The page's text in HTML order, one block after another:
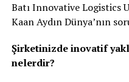
Batı Innovative Logistics
Kaan Aydın Dünya’nın
Şirketinizde inovatif
nelerdir?